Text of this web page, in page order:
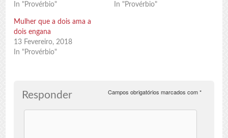
In "Provérbio"
In "Provérbio"
Mulher que a dois ama a
dois engana
13 Fevereiro, 2018
In "Provérbio"
Responder Campos obrigatórios marcados com*